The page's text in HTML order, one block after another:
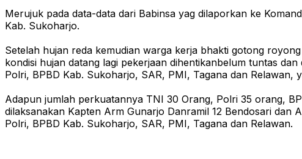
Merujuk pada data-data dari Babinsa yag dilaporkan ke
Kab. Sukoharjo.
Setelah hujan reda kemudian warga kerja bhakti gotong
kondisi hujan datang lagi pekerjaan dihentikanbelum tuntas
Polri, BPBD Kab. Sukoharjo, SAR, PMI, Tagana dan Relawan,
Adapun jumlah perkuatannya TNI 30 Orang, Polri 35 orang,
dilaksanakan Kapten Arm Gunarjo Danramil 12 Bendosari dan
Polri, BPBD Kab. Sukoharjo, SAR, PMI, Tagana dan Relawan.